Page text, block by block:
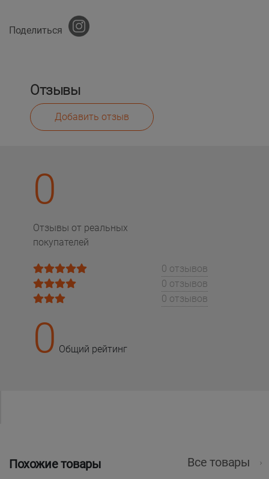
Поделиться
Отзывы
Добавить отзыв
0
Отзывы от реальных
покупателей
0 отзывов
0 отзывов
0 отзывов
0 Общий рейтинг
Похожие товары Все товары